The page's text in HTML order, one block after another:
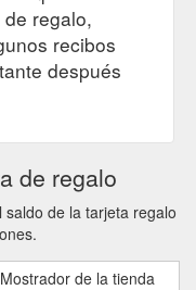
regalo,
recibos
después
de regalo
de la tarjeta regalo
Mostrador de la tienda